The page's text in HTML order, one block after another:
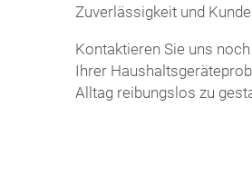
Zuverlässigkeit und
Kontaktieren Sie uns
Ihrer
Alltag reibungslos zu